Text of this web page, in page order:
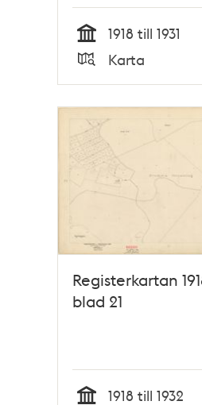
Tid
1918 till 1931
Typ
Karta
Registerkartan
blad 21
1918 till 1932